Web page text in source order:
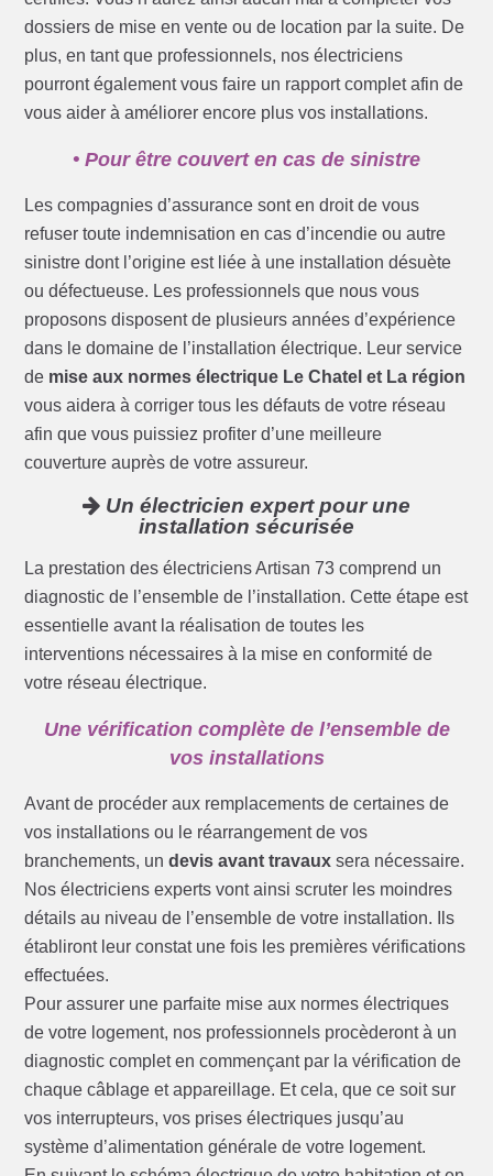
dossiers de mise en vente ou de location par la suite. De
plus, en tant que professionnels, nos électriciens
pourront également vous faire un rapport complet afin de
vous aider à améliorer encore plus vos installations.
• Pour être couvert en cas de sinistre
Les compagnies d’assurance sont en droit de vous
refuser toute indemnisation en cas d’incendie ou autre
sinistre dont l’origine est liée à une installation désuète
ou défectueuse. Les professionnels que nous vous
proposons disposent de plusieurs années d’expérience
dans le domaine de l’installation électrique. Leur service
de mise aux normes électrique Le Chatel et La région
vous aidera à corriger tous les défauts de votre réseau
afin que vous puissiez profiter d’une meilleure
couverture auprès de votre assureur.
Un électricien expert pour une
installation sécurisée
La prestation des électriciens Artisan 73 comprend un
diagnostic de l’ensemble de l’installation. Cette étape est
essentielle avant la réalisation de toutes les
interventions nécessaires à la mise en conformité de
votre réseau électrique.
Une vérification complète de l’ensemble de
vos installations
Avant de procéder aux remplacements de certaines de
vos installations ou le réarrangement de vos
branchements, undevis avant travaux sera nécessaire.
Nos électriciens experts vont ainsi scruter les moindres
détails au niveau de l’ensemble de votre installation. Ils
établiront leur constat une fois les premières vérifications
effectuées.
Pour assurer une parfaite mise aux normes électriques
de votre logement, nos professionnels procèderont à un
diagnostic complet en commençant par la vérification de
chaque câblage et appareillage. Et cela, que ce soit sur
vos interrupteurs, vos prises électriques jusqu’au
système d’alimentation générale de votre logement.